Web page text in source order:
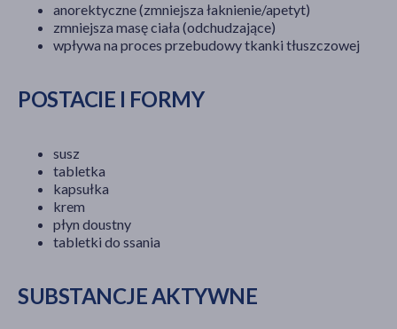
anorektyczne (zmniejsza łaknienie/apetyt)
zmniejsza masę ciała (odchudzające)
wpływa na proces przebudowy tkanki tłuszczowej
POSTACIE I FORMY
susz
tabletka
kapsułka
krem
płyn doustny
tabletki do ssania
SUBSTANCJE AKTYWNE